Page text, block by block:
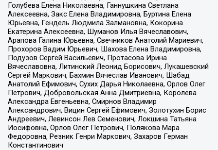
Голубева Елена Николаевна, Ганнушкина Светлана
Алексеевна, Закс Елена Владимировна, Буртина Елена
Юрьевна, Гендель Людмила Залмановна, Кокорина
Екатерина Алексеевна, Шуманов Илья Вячеславович,
Арапова Галина Юрьевна, Свечников Анатолий Мариевич,
Прохоров Вадим Юрьевич, Шахова Елена Владимировна,
Подузов Сергей Васильевич, Протасова Ирина
Вячеславовна, Литинский Леонид Борисович, Лукашевский
Сергей Маркович, Бахмин Вячеслав Иванович, Шабад
Анатолий Ефимович, Сухих Дарья Николаевна, Орлов Олег
Петрович, Добровольская Анна Дмитриевна, Королева
Александра Евгеньевна, Смирнов Владимир
Александрович, Вицин Сергей Ефимович, Золотухин Борис
Андреевич, Левинсон Лев Семенович, Локшина Татьяна
Иосифовна, Орлов Олег Петрович, Полякова Мара
Федоровна, Резник Генри Маркович, Захаров Герман
Константинович